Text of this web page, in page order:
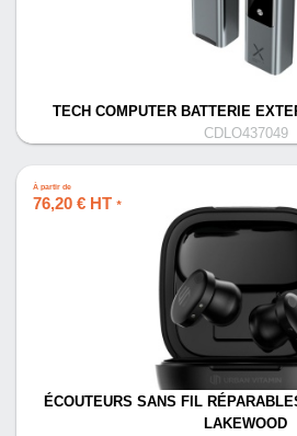
TECH COMPUTER BATTERIE
CDLO437049
À partir de
76,20 € HT *
ÉCOUTEURS SANS FIL
LAKEWOOD